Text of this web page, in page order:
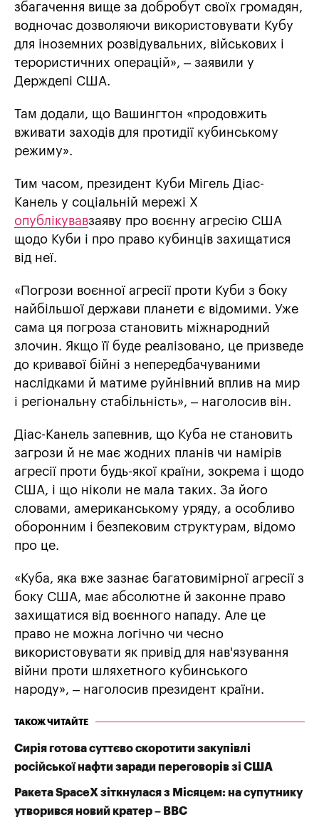
збагачення вище за добробут своїх громадян,
водночас дозволяючи використовувати Кубу
для іноземних розвідувальних, військових і
терористичних операцій», – заявили у
Держдепі США.
Там додали, що Вашингтон «продовжить
вживати заходів для протидії кубинському
режиму».
Тим часом, президент Куби Мігель Діас-
Канель у соціальній мережі Х
опублікувавзаяву про воєнну агресію США
щодо Куби і про право кубинців захищатися
від неї.
«Погрози воєнної агресії проти Куби з боку
найбільшої держави планети є відомими. Уже
сама ця погроза становить міжнародний
злочин. Якщо її буде реалізовано, це призведе
до кривавої бійні з непередбачуваними
наслідками й матиме руйнівний вплив на мир
і регіональну стабільність», – наголосив він.
Діас-Канель запевнив, що Куба не становить
загрози й не має жодних планів чи намірів
агресії проти будь-якої країни, зокрема і щодо
США, і що ніколи не мала таких. За його
словами, американському уряду, а особливо
оборонним і безпековим структурам, відомо
про це.
«Куба, яка вже зазнає багатовимірної агресії з
боку США, має абсолютне й законне право
захищатися від воєнного нападу. Але це
право не можна логічно чи чесно
використовувати як привід для нав'язування
війни проти шляхетного кубинського
народу», – наголосив президент країни.
ТАКОЖ ЧИТАЙТЕ
Сирія готова суттєво скоротити закупівлі
російської нафти заради переговорів зі США
Ракета SpaceX зіткнулася з Місяцем: на супутнику
утворився новий кратер – BBC